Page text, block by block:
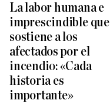
La labor humana e
imprescindible que
sostiene a los
afectados por el
incendio: «Cada
historia es
importante»